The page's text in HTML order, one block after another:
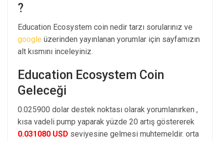
?
Education Ecosystem coin nedir tarzı sorularınız ve
google üzerinden yayınlanan yorumlar için sayfamızın
alt kısmını inceleyiniz.
Education Ecosystem Coin
Geleceği
0.025900 dolar destek noktası olarak yorumlanırken ,
kısa vadeli pump yaparak yüzde 20 artış göstererek
0.031080 USD seviyesine gelmesi muhtemeldir. orta